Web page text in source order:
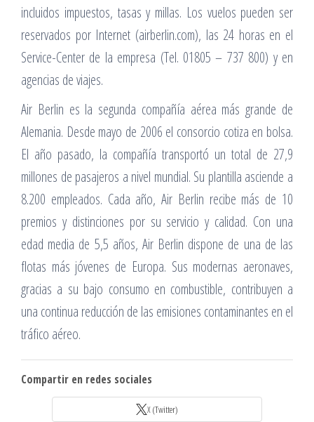
incluidos impuestos, tasas y millas. Los vuelos pueden ser
reservados por Internet (airberlin.com), las 24 horas en el
Service-Center de la empresa (Tel. 01805 – 737 800) y en
agencias de viajes.
Air Berlin es la segunda compañía aérea más grande de
Alemania. Desde mayo de 2006 el consorcio cotiza en bolsa.
El año pasado, la compañía transportó un total de 27,9
millones de pasajeros a nivel mundial. Su plantilla asciende a
8.200 empleados. Cada año, Air Berlin recibe más de 10
premios y distinciones por su servicio y calidad. Con una
edad media de 5,5 años, Air Berlin dispone de una de las
flotas más jóvenes de Europa. Sus modernas aeronaves,
gracias a su bajo consumo en combustible, contribuyen a
una continua reducción de las emisiones contaminantes en el
tráfico aéreo.
Compartir en redes sociales
X (Twitter)